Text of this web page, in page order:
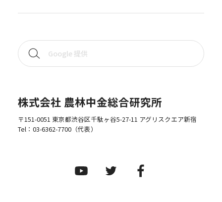
株式会社 農林中金総合研究所
〒151-0051 東京都渋谷区千駄ヶ谷5-27-11 アグリスクエア新宿
Tel： 03-6362-7700（代表）